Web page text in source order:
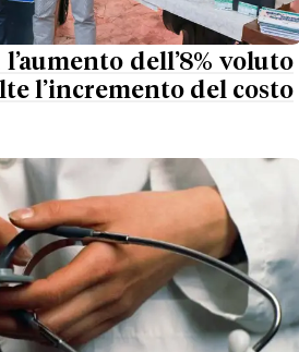
dell’8% voluto
l’incremento del costo